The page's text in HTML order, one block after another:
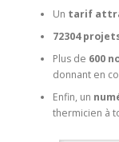
Un tarif
72304
Plus de 600
donnant en
Enfin, un
thermicien à